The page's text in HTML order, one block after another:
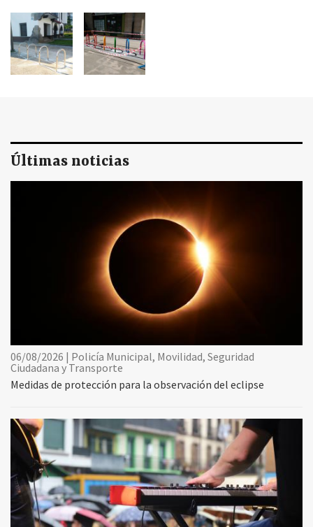
Últimas noticias
06/08/2026 | Policía Municipal, Movilidad, Seguridad
Ciudadana y Transporte
Medidas de protección para la observación del eclipse